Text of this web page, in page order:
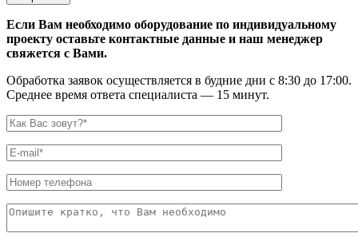
Если Вам необходимо оборудование по индивидуальному
проекту оставьте контактные данные и наш менеджер
свяжется с Вами.
Обработка заявок осуществляется в будние дни с 8:30 до 17:00.
Среднее время ответа специалиста — 15 минут.